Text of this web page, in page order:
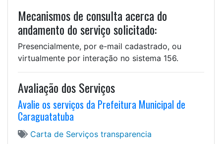
Mecanismos de consulta acerca do
andamento do serviço solicitado:
Presencialmente, por e-mail cadastrado, ou
virtualmente por interação no sistema 156.
Avaliação dos Serviços
Avalie os serviços da Prefeitura Municipal de
Caraguatatuba
Carta de Serviços transparencia